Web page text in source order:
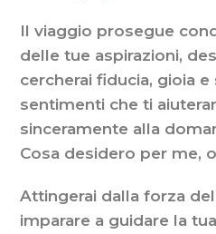
Il viaggio prosegue
delle tue aspirazioni,
cercherai fiducia, gioia e
sentimenti che ti
sinceramente alla
Cosa desidero per me,
Attingerai dalla forza
imparare a guidare la